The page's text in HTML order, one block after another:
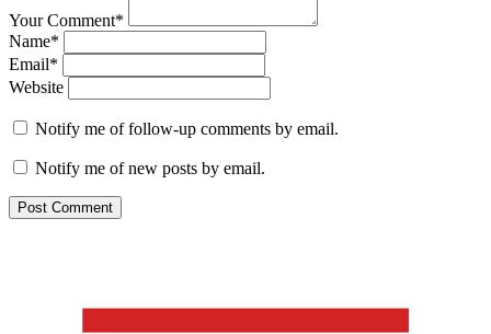
Your Comment*
Name*
Email*
Website
Notify me of follow-up comments by email.
Notify me of new posts by email.